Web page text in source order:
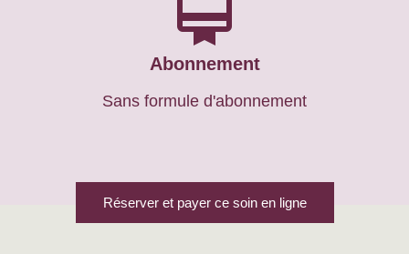
Abonnement
Sans formule d'abonnement
Réserver et payer ce soin en ligne